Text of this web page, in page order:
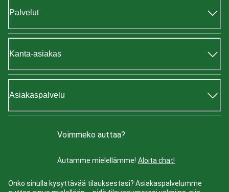
Palvelut
Kanta-asiakas
Asiakaspalvelu
Voimmeko auttaa?
Autamme mielellämme! Aloita chat!
Onko sinulla kysyttävää tilauksestasi? Asiakaspalvelumme